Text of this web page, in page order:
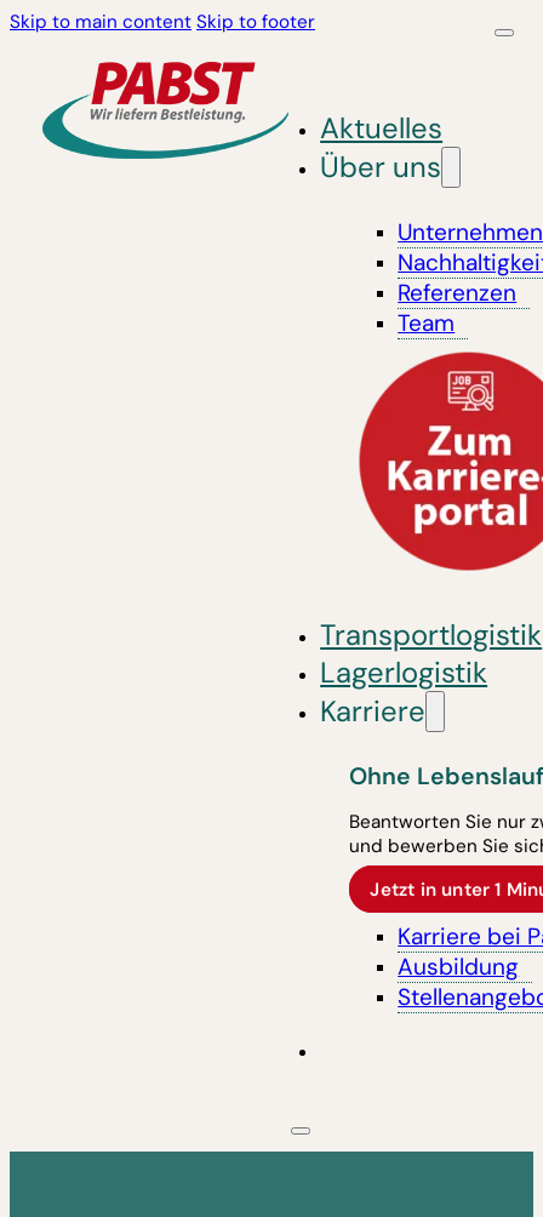
Skip to main content Skip to footer
Aktuelles
Über uns
Unternehmen
Referenzen
Team
Transportlogistik
Lagerlogistik
Karriere
Ohne
Beantworten Sie nur
und bewerben Sie
Jetzt in unter 1
Karriere bei
Ausbildung